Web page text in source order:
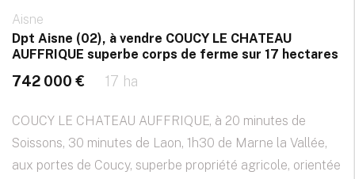
Aisne
Dpt Aisne (02), à vendre COUCY LE CHATEAU
AUFFRIQUE superbe corps de ferme sur 17 hectares
742 000 € 17 ha
COUCY LE CHATEAU AUFFRIQUE, à 20 minutes de
Soissons, 30 minutes de Laon, 1h30 de Marne la Vallée,
aux portes de Coucy, superbe propriété agricole, orientée